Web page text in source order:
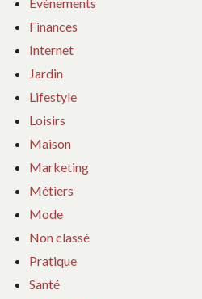
Finances
Internet
Jardin
Lifestyle
Loisirs
Maison
Marketing
Métiers
Mode
Non classé
Pratique
Santé